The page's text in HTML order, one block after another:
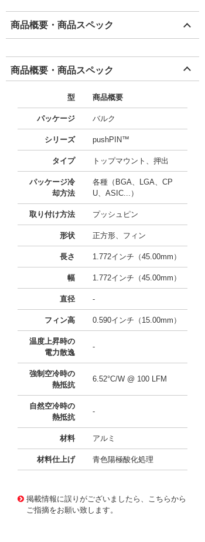
商品概要・商品スペック
商品概要・商品スペック
型 商品概要
パッケージ バルク
シリーズ pushPIN™
タイプ トップマウント、押出
パッケージ冷
却方法
各種（BGA、LGA、CP
U、ASIC...）
取り付け方法 プッシュピン
形状 正方形、フィン
長さ 1.772インチ（45.00mm）
幅 1.772インチ（45.00mm）
直径 -
フィン高 0.590インチ（15.00mm）
温度上昇時の
電力散逸
-
強制空冷時の
熱抵抗
6.52°C/W @ 100 LFM
自然空冷時の
熱抵抗
-
材料 アルミ
材料仕上げ 青色陽極酸化処理
掲載情報に誤りがございましたら、こちらから
ご指摘をお願い致します。